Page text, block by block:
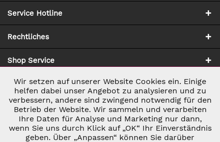
Service Hotline
Rechtliches
Shop Service
Zahlung & Versand
Notwendig Aktiv
Marketing Inaktiv
Wir setzen auf unserer Website Cookies ein. Einige
helfen dabei unser Angebot zu analysieren und zu
verbessern, andere sind zwingend notwendig für den
Betrieb der Website. Wir sammeln und verarbeiten
Ihre Daten für Analyse und Marketing nur dann,
wenn Sie uns durch Klick auf „OK“ Ihr Einverständnis
geben. Über „Anpassen“ können Sie darüber